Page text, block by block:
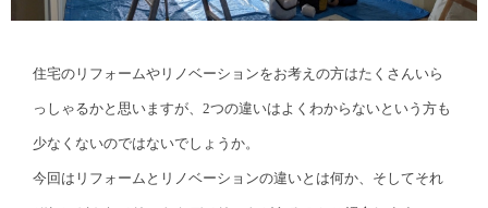
住宅のリフォームやリノベーションをお考えの方はたくさんいら
っしゃるかと思いますが、2つの違いはよくわからないという方も
少なくないのではないでしょうか。
今回はリフォームとリノベーションの違いとは何か、そしてそれ